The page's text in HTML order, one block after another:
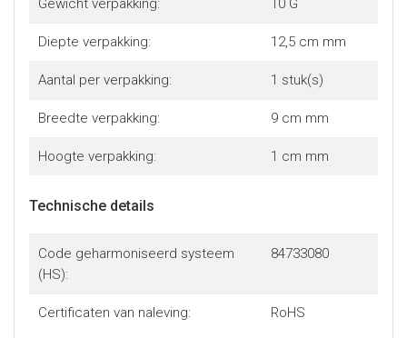
overdragen en efficiënter kunt werken
- De door de adapter toegevoegde USB-poort bevindt zich
biedt daardoor meer flexibiliteit bij het aansluiten van USB-
apparaten
- Met levenslange garantie door StarTech.com
Gewicht verpakking: 10 G
Diepte verpakking: 12,5 cm mm
Aantal per verpakking: 1 stuk(s)
Breedte verpakking: 9 cm mm
Hoogte verpakking: 1 cm mm
Technische details
Code geharmoniseerd systeem
(HS):
84733080
Certificaten van naleving: RoHS